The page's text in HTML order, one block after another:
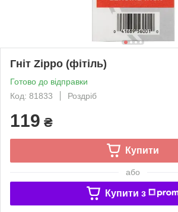
Гніт Zippo (фітіль)
Готово до відправки
Код: 81833
Роздріб
119 ₴
Купити
або
Купити з